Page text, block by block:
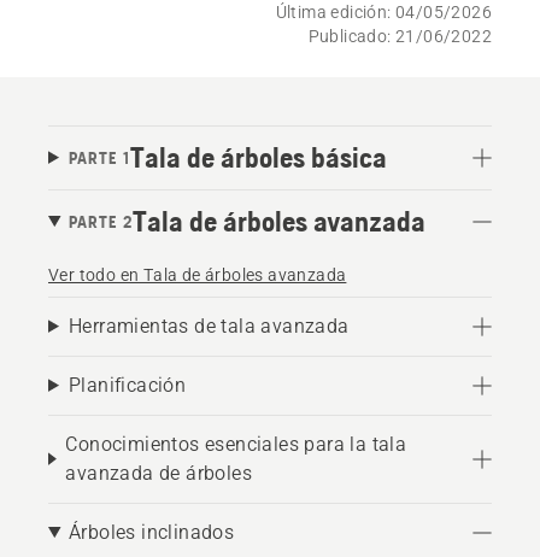
Última edición: 04/05/2026
Publicado: 21/06/2022
PARTE 1Tala de árboles básica
PARTE 2Tala de árboles avanzada
Ver todo en Tala de árboles avanzada
Herramientas de tala avanzada
Planificación
Conocimientos esenciales para la tala
avanzada de árboles
Árboles inclinados